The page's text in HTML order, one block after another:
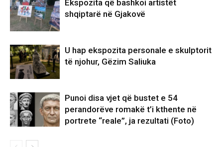
Ekspozita që bashkoi artistët
shqiptarë në Gjakovë
U hap ekspozita personale e skulptorit
të njohur, Gëzim Saliuka
Punoi disa vjet që bustet e 54
perandorëve romakë t’i kthente në
portrete “reale”, ja rezultati (Foto)